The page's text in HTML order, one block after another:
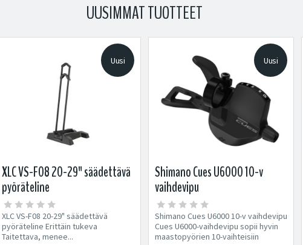
UUSIMMAT TUOTTEET
Uusi
XLC VS-F08 20-29" säädettävä
pyöräteline
XLC VS-F08 20-29" säädettävä
pyöräteline Erittäin tukeva
Taitettava, menee...
Uusi
Shimano Cues U6000 10-v
vaihdevipu
Shimano Cues U6000 10-v vaihdevipu
Cues U6000-vaihdevipu sopii hyvin
maastopyörien 10-vaihteisiin